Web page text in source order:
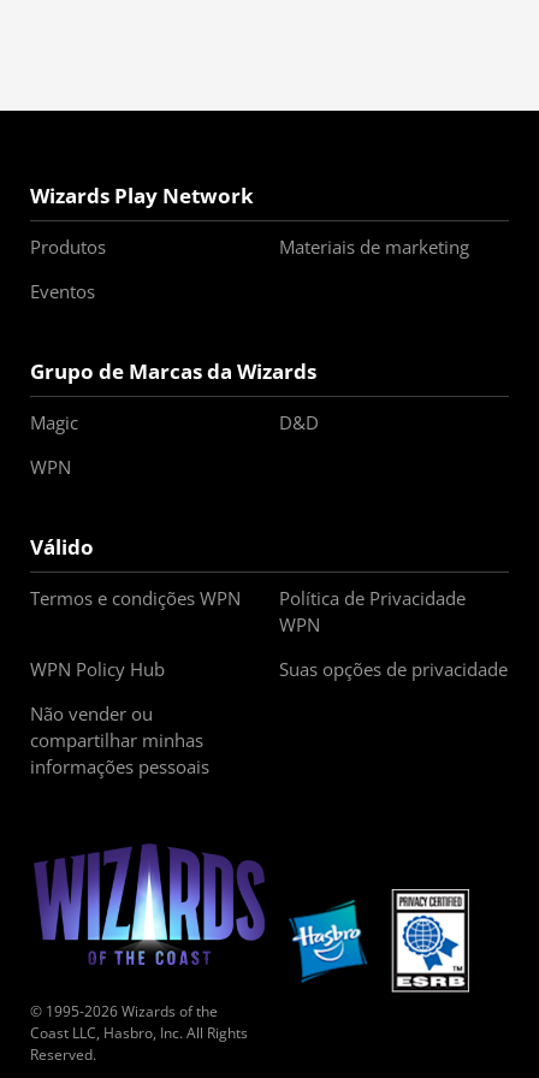
Wizards Play Network
Produtos
Materiais de marketing
Eventos
Grupo de Marcas da Wizards
Magic
D&D
WPN
Válido
Termos e condições WPN
Política de Privacidade
WPN
WPN Policy Hub
Suas opções de privacidade
Não vender ou
compartilhar minhas
informações pessoais
© 1995-2026 Wizards of the
Coast LLC, Hasbro, Inc. All Rights
Reserved.